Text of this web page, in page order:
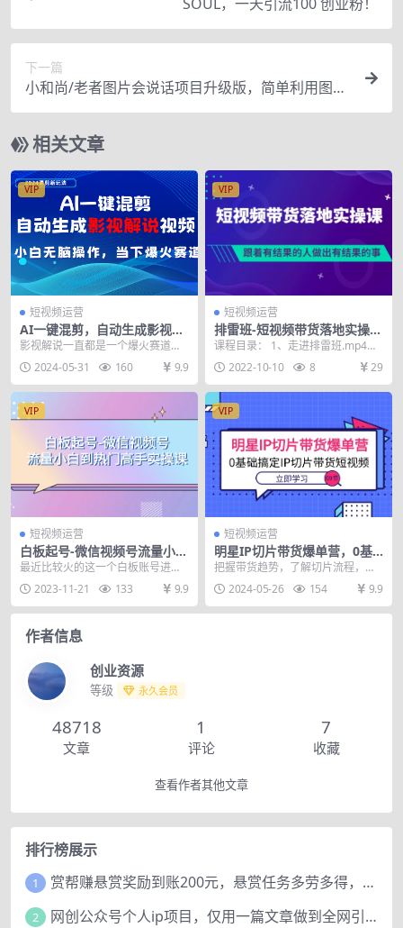
下一篇
小和尚/老者图片会说话项目升级版，简单利用图片
制作视频，快速起号（第3版教程）
相关文章
VIP
短视频运营
AI一键混剪，自动生成影视解
说视频 小白无脑操作，当下各
个平台的爆火赛道
影视解说一直都是一个爆火赛道，
无论在抖音、快手、中视频还是现
在热门的视频号 但影...
2024-05-31 160 9.9
VIP
短视频运营
排雷班-短视频带货落地实操
课，跟着有结果的人做出有结
果的事
课程目录： 1、走进排雷班.mp4
2、颠覆你认知的抖音逻辑.mp4
3、如何检...
2022-10-10 8 29
VIP
短视频运营
白板起号-微信视频号流量小白
到热门高手实操课
最近比较火的这一个白板账号进行
分析，也就是大家俗称的。写字、
视频，那么不用出镜，...
2023-11-21 133 9.9
VIP
短视频运营
明星IP切片带货爆单营，0基
础搞定IP切片带货短视频（69
把握带货趋势，了解切片流程，剪
辑带货创收营 课程目录： 01第一章
实操链路-第一...
2024-05-26 154 9.9
作者信息
创业资源
等级 永久会员
48718
文章
1
评论
7
收藏
查看作者其他文章
排行榜展示
1 赏帮赚悬赏奖励到账200元，悬赏任务多劳多得，人人可做。
2 网创公众号个人ip项目，仅用一篇文章做到全网引流！